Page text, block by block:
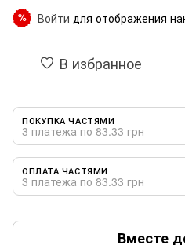
% Войти для отображения
В избранное
ПОКУПКА ЧАСТЯМИ
3 платежа по 83.33 грн
ОПЛАТА ЧАСТЯМИ
3 платежа по 83.33 грн
Вместе